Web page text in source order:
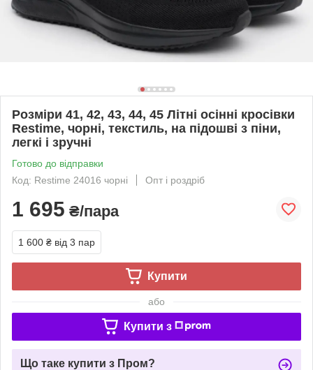
Розміри 41, 42, 43, 44, 45 Літні осінні кросівки
Restime, чорні, текстиль, на підошві з піни,
легкі і зручні
Готово до відправки
Код: Restime 24016 чорні
Опт і роздріб
1 695 ₴/пара
1 600 ₴ від 3 пар
Купити
або
Купити з
Що таке купити з Пром?